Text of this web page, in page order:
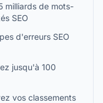
milliards de mots-
SEO
d'erreurs SEO
jusqu'à 100
vos classements